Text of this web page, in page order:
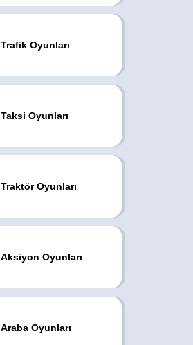
Trafik Oyunları
Taksi Oyunları
Traktör Oyunları
Aksiyon Oyunları
Araba Oyunları